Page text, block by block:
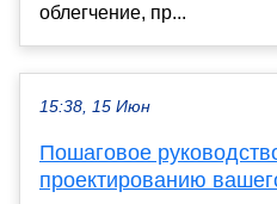
облегчение, пр...
15:38, 15 Июн
Пошаговое
проектированию